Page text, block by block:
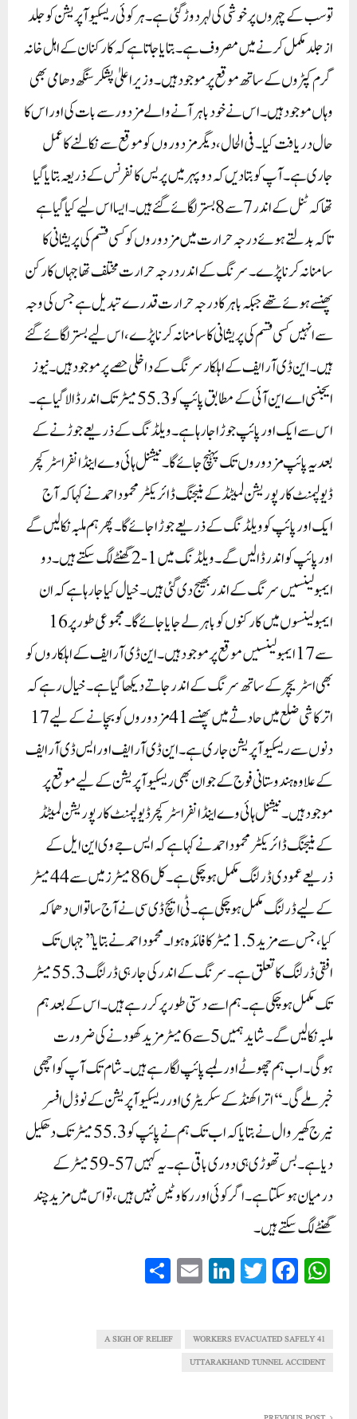
تو سب کے چہروں پر خوشی کی لہر دوڑ گئی ہے۔ ہر کوئی ریسکیو آپریشن کو جلد
از جلد مکمل کرنے میں مصروف ہے۔ بتایا جاتا ہے کہ کارکنان کے اہل خانہ
گرم کپڑوں کے ساتھ موقع پر موجود ہیں۔وزیر اعلیٰ پشکر سنگھ دھامی بھی
وہاں موجود ہیں۔ اس نے خود باہر آنے والے مزدور سے بات کی اور اس کا
حال دریافت کیا۔ فی الحال، دیگر مزدوروں کو موقع سے نکالنے کا عمل
جاری ہے۔آپ کو بتا دیں کہ دوپہر میں پریس کانفرنس کے ذریعہ بتایاگیا
تھا کہ ٹنل کے اندر 7 سے 8 بستر لگائے گئے ہیں۔ ایسا اس لیے کیا گیا ہے
تاکہ بدلتے ہوئے درجہ حرارت میں مزدوروں کو کسی قسم کی پریشانی کا
سامنا نہ کرنا پڑے۔ سرنگ کے اندر درجہ حرارت مختلف تھا جہاں کارکن
پھنسے ہوئے تھے جبکہ باہر کا درجہ حرارت قدرے تبدیل ہے جس کی وجہ
سے انہیں کسی قسم کی پریشانی کا سامنا نہ کرنا پڑے، اس لیے بستر لگائے گئے
ہیں۔این ڈی آر ایف کے اہلکار سرنگ کے داخلی حصے پر موجود ہیں۔ نیوز
ایجنسی اے این آئی کے مطابق پائپ کو 55.3 میٹر تک اندر ڈالا گیا ہے۔
اس سے ایک اور پائپ جوڑا جا رہا ہے۔ ویلڈنگ کے ذریعے جوڑنے کے
بعد یہ پائپ مزدوروں تک پہنچ جائے گا۔نیشنل ہائی وے اینڈ انفراسٹرکچر
ڈیولپمنٹ کارپوریشن لمیٹڈ کے منیجنگ ڈائریکٹر محمود احمد نے کہا کہ آج
ایک اور پائپ کو ویلڈنگ کے ذریعے جوڑا جائے گا۔ پھر ہم ملبہ نکالیں گے
اور پائپ کو اندر ڈالیں گے۔ ویلڈنگ میں 1-2 گھنٹے لگ سکتے ہیں۔دو
ایمبولینسیں سرنگ کے اندر بھیج دی گئی ہیں۔ خیال کیا جا رہا ہے کہ ان
ایمبولینسوں میں کارکنوں کو باہر لے جایا جائے گا۔ مجموعی طور پر 16
سے 17 ایمبولینسیں موقع پر موجود ہیں۔ این ڈی آر ایف کے اہلکاروں کو
بھی اسٹریچر کے ساتھ سرنگ کے اندر جاتے دیکھا گیا ہے۔خیال رہے کہ
اترکاشی ضلع میں حادثے میں پھنسے 41 مزدوروں کو بچانے کے لیے 17
دنوں سے ریسکیو آپریشن جاری ہے۔ این ڈی آر ایف اور ایس ڈی آر ایف
کے علاوہ ہندوستانی فوج کے جوان بھی ریسکیو آپریشن کے لیے موقع پر
موجود ہیں۔نیشنل ہائی وے اینڈ انفراسٹرکچر ڈیولپمنٹ کارپوریشن لمیٹڈ
کے منیجنگ ڈائریکٹر محمود احمد نے کہا ہے کہ ایس جے وی این ایل کے
ذریعے عمودی ڈرلنگ مکمل ہو چکی ہے۔ کل 86 میٹرز میں سے 44 میٹر
کے لیے ڈرلنگ مکمل ہو چکی ہے۔ ٹی ایچ ڈی سی نے آج ساتواں دھماکہ
کیا، جس سے مزید 1.5 میٹر کا فائدہ ہوا۔محمود احمد نے بتایا ’’جہاں تک
افقی ڈرلنگ کا تعلق ہے۔ سرنگ کے اندر کی جا رہی ڈرلنگ 55.3 میٹر
تک مکمل ہو چکی ہے۔ ہم اسے دستی طور پر کر رہے ہیں۔ اس کے بعد ہم
ملبہ نکالیں گے۔ شاید ہمیں 5 سے 6 میٹر مزید کھودنے کی ضرورت
ہوگی۔ اب ہم چھوٹے اور لمبے پائپ لگا رہے ہیں۔ شام تک آپ کو اچھی
خبر ملے گی۔‘‘اتراکھنڈ کے سکریٹری اور ریسکیو آپریشن کے نوڈل افسر
نیرج کھیروال نے بتایا کہ اب تک ہم نے پائپ کو 55.3 میٹر تک دھکیل
دیا ہے۔ بس تھوڑی ہی دوری باقی ہے۔ یہ کہیں 57-59 میٹر کے
درمیان ہو سکتا ہے۔ اگر کوئی اور رکاوٹیں نہیں ہیں، تو اس میں مزید چند
گھنٹے لگ سکتے ہیں۔
W
A
pp
Fa
ok
T
r
Li
In
E
41 WORKERS EVACUATED SAFELY
A SIGH OF RELIEF
UTTARAKHAND TUNNEL ACCIDENT